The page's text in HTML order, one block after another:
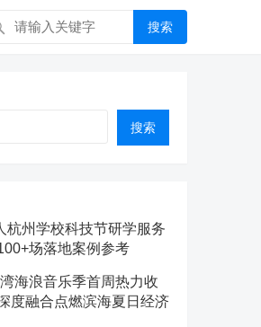
搜索
搜索
杭州学校科技节研学服务
场落地案例参考
海浪音乐季首周热力收
度融合点燃滨海夏日经济